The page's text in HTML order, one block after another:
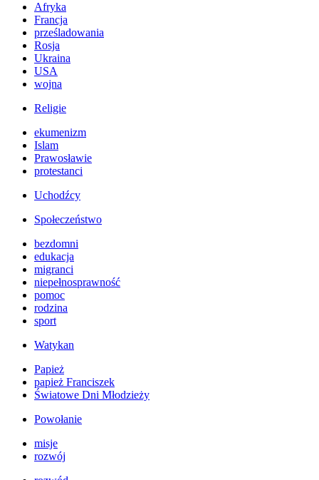
Afryka
Francja
prześladowania
Rosja
Ukraina
USA
wojna
Religie
ekumenizm
Islam
Prawosławie
protestanci
Uchodźcy
Społeczeństwo
bezdomni
edukacja
migranci
niepełnosprawność
pomoc
rodzina
sport
Watykan
Papież
papież Franciszek
Światowe Dni Młodzieży
Powołanie
misje
rozwój